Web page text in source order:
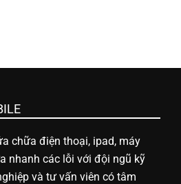
chữa điện thoại, ipad, máy
nhanh các lỗi với đội ngũ kỹ
và tư vấn viên có tâm